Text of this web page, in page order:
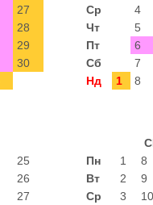
27
28
29
30
Ср
4
Чт
5
Пт
6
Сб
7
Нд
1 8
25
26
27
Пн
1 8
Вт
2 9
Ср
3 10